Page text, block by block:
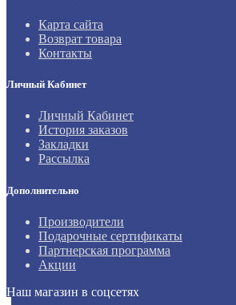
Карта сайта
Возврат товара
Контакты
Личный Кабинет
Личный Кабинет
История заказов
Закладки
Рассылка
Дополнительно
Производители
Подарочные сертификаты
Партнерская программа
Акции
Наш магазин в соцсетях